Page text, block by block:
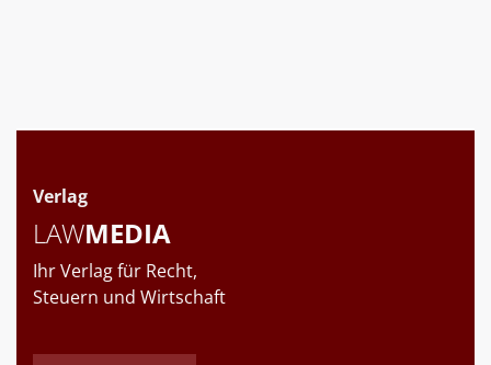
Verlag
LAWMEDIA
Ihr Verlag für Recht,
Steuern und Wirtschaft